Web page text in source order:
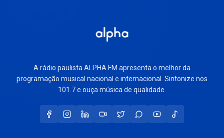
A rádio paulista ALPHA FM apresenta o melhor da
programação musical nacional e internacional. Sintonize nos
101.7 e ouça música de qualidade.